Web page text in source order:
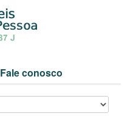
Fale conosco